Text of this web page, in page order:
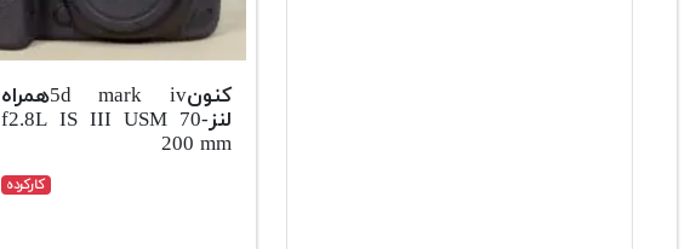
کنون5d mark ivهمراه
لنزf2.8L IS III USM 70-
200 mm
کارکرده